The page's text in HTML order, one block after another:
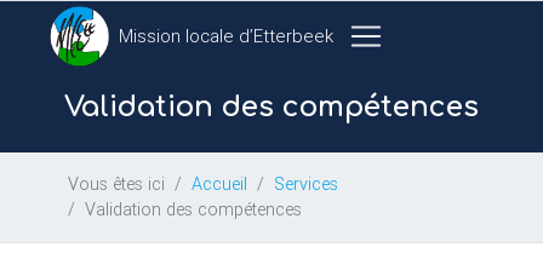
Mission locale d’Etterbeek
Validation des compétences
Vous êtes ici Accueil
Services
Validation des compétences